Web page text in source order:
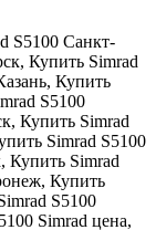
S5100 Санкт-
, Купить Simrad
, Купить
S5100
, Купить Simrad
Simrad S5100
, Купить Simrad
, Купить
S5100
Simrad цена,